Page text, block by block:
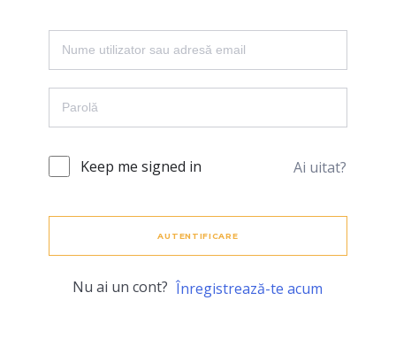
Keep me signed in Ai uitat?
AUTENTIFICARE
Nu ai un cont? Înregistrează-te acum